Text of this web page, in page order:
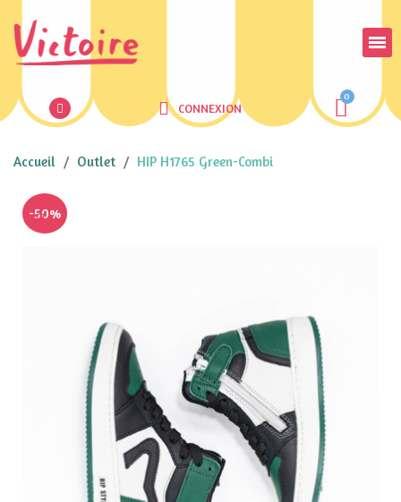
CONNEXION
Accueil Outlet HIP H1765 Green-Combi
-50%